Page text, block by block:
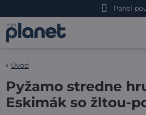
Panel
Úvod
Pyžamo stredne
Eskimák so žltou-